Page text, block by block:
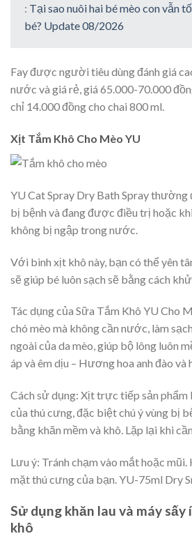
: Tại sao nuôi hai bé mèo con vẫn
bé? Update 08/2026
Fay được người tiêu dùng đánh giá
nước và giá rẻ, giá 65.000-70.000
chỉ 14.000 đồng cho chai 800 ml.
Xịt Tắm Khô Cho Mèo YU
YU Cat Spray Dry Bath Spray
bị bệnh và đang được điều trị hoặc
không bị ngập trong nước.
Với bình xịt khô này, bạn có thể yên
sẽ giúp bé luôn sạch sẽ bằng cách khử
Tác dụng của Sữa Tắm Khô YU Cho
chó mèo mà không cần nước, làm
ngoài của da mèo, giúp bộ lông luôn
áp và êm dịu – Hương hoa anh đào và
Cách sử dụng: Xịt trực tiếp sản phẩm
của thú cưng, đặc biệt chú ý vùng bị
bằng khăn mềm và khô. Lặp lại khi
Lưu ý: Tránh chạm vào mắt hoặc
mặt thú cưng của bạn. YU-75ml Dry
Sử dụng khăn lau và máy
khô